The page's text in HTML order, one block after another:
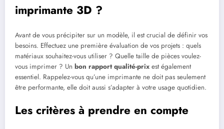
imprimante 3D ?
Avant de vous précipiter sur un modèle, il est crucial de définir vos
besoins. Effectuez une première évaluation de vos projets : quels
matériaux souhaitez-vous utiliser ? Quelle taille de pièces voulez-
vous imprimer ? Un bon rapport qualité-prix est également
essentiel. Rappelez-vous qu’une imprimante ne doit pas seulement
être performante, elle doit aussi s’adapter à votre usage quotidien.
Les critères à prendre en compte